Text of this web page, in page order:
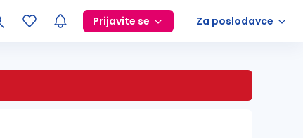
Prijavite se Za poslodavce